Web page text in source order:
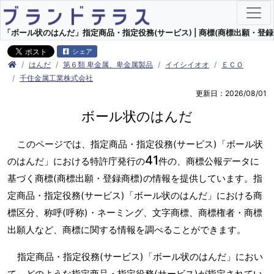
「ボール状のはんだ」指定商品・指定役務(サービス) | 商標(商標出願・登
シェア
はんだ 第６類 卑金属、卑金属製品 イイシイオオ
ＥＣＯ
千住金属工業株式会社
更新日：2026/08/01
ボール状のはんだ
このページでは、指定商品・指定役務(サービス)「ボール状
のはんだ」における特許庁発行の41件の、商標公報データに
基づく商標(商標出願・登録商標)の情報を提供しています。指
定商品・指定役務(サービス)「ボール状のはんだ」における商
標区分、称呼(呼称)・ネーミング、文字商標、商標権者・商標
出願人など、商標に関する情報を調べることができます。
指定商品・指定役務(サービス)「ボール状のはんだ」におい